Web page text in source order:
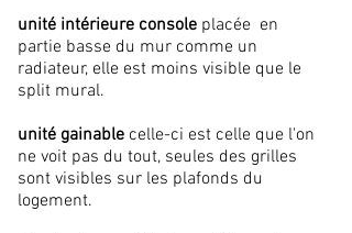
unité intérieure console placée en
partie basse du mur comme un
radiateur, elle est moins visible que le
split mural.
unité gainable celle-ci est celle que l'on
ne voit pas du tout, seules des grilles
sont visibles sur les plafonds du
logement.